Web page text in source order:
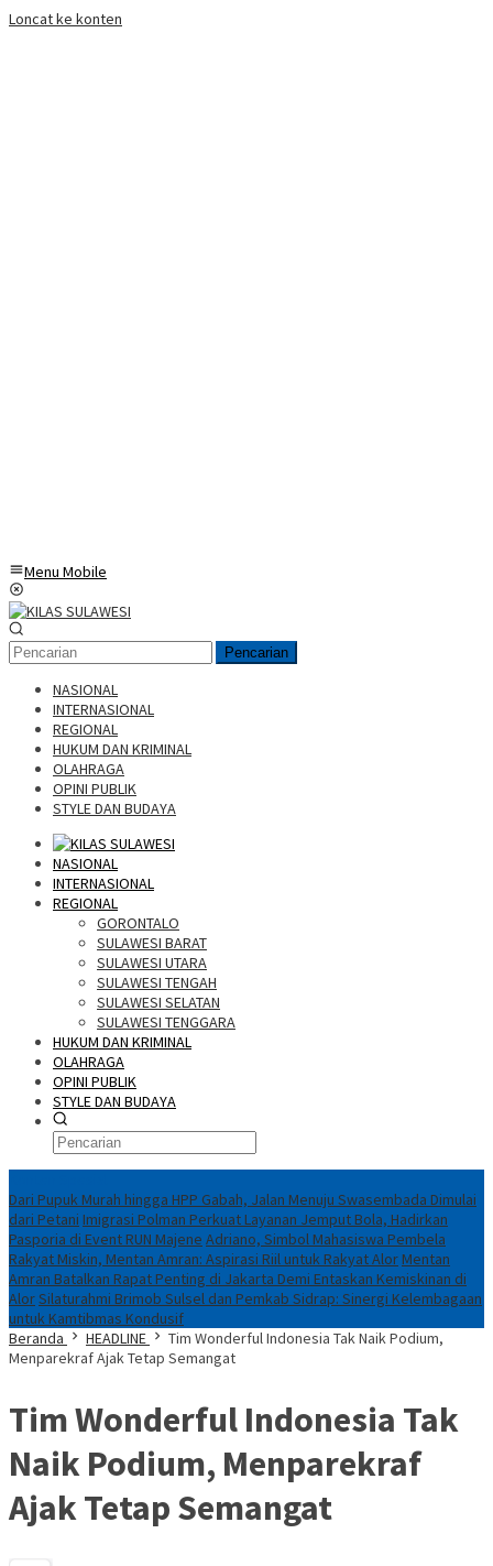
Loncat ke konten
Menu Mobile
Pencarian
NASIONAL
INTERNASIONAL
REGIONAL
HUKUM DAN KRIMINAL
OLAHRAGA
OPINI PUBLIK
STYLE DAN BUDAYA
NASIONAL
INTERNASIONAL
REGIONAL
GORONTALO
SULAWESI BARAT
SULAWESI UTARA
SULAWESI TENGAH
SULAWESI SELATAN
SULAWESI TENGGARA
HUKUM DAN KRIMINAL
OLAHRAGA
OPINI PUBLIK
STYLE DAN BUDAYA
Dari Pupuk Murah hingga HPP Gabah, Jalan Menuju Swasembada Dimulai
dari Petani Imigrasi Polman Perkuat Layanan Jemput Bola, Hadirkan
Pasporia di Event RUN Majene Adriano, Simbol Mahasiswa Pembela
Rakyat Miskin, Mentan Amran: Aspirasi Riil untuk Rakyat AlorMentan
Amran Batalkan Rapat Penting di Jakarta Demi Entaskan Kemiskinan di
AlorSilaturahmi Brimob Sulsel dan Pemkab Sidrap: Sinergi Kelembagaan
untuk Kamtibmas Kondusif
Beranda
HEADLINE
Tim Wonderful Indonesia Tak Naik Podium,
Menparekraf Ajak Tetap Semangat
Tim Wonderful Indonesia Tak
Naik Podium, Menparekraf
Ajak Tetap Semangat